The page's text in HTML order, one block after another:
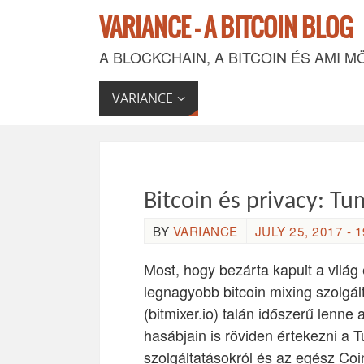
VARIANCE - A BITCOIN BLOG
A BLOCKCHAIN, A BITCOIN ÉS AMI
VARIANCE
Bitcoin és privacy:
BY VARIANCE JULY 25, 2017 -
Most, hogy bezárta kapuit a világ
legnagyobb bitcoin mixing
(bitmixer.io) talán időszerű lenne
hasábjain is röviden értekezni a
szolgáltatásokról és az egész